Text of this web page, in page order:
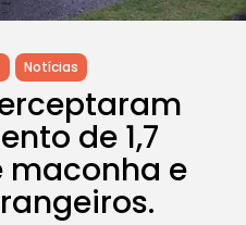
Notícias
de 1,7
maconha e